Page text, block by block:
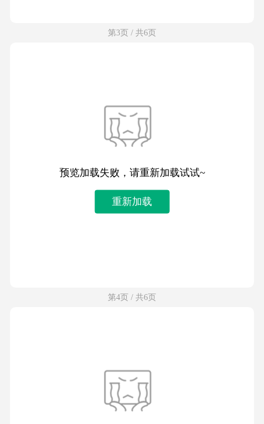
第3页 / 共6页
预览加载失败，请重新加载试试~
重新加载
第4页 / 共6页